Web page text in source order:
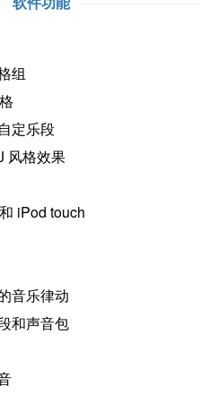
组
定乐段
风格效果
iPod touch
音乐律动
和声音包